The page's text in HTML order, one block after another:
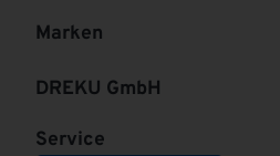
Marken
DREKU GmbH
Service